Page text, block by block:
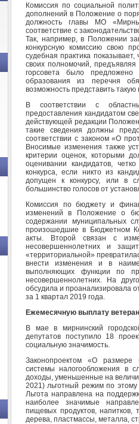
Комиссия по социальной
дополнений в Положение о
должность главы МО
соответствие с
Так, например, в Положении
конкурсную комиссию свою
судебная практика
своих полномочий, предъявляя
горсовета было предложено
образования из перечня
возможность представить
В соответствии с
предоставления кандидатом
действующей редакции
такие сведения должны
соответствии с законом «О
Вносимые изменения также
критерии оценок, которыми
оценивании кандидатов,
конкурса, если никто из
допущен к конкурсу, или в
большинство голосов от
Комиссия по бюджету и
изменений в Положение о
содержании муниципальных
произошедшие в Бюджетном
акты. Второй связан с
несовершеннолетних и
«территориальной»
внести изменения и в
выполняющих функции по
несовершеннолетних. На
обсудила и проанализировала
за 1 квартал 2019 года.
Ежемесячную выплату
В мае в мирнинский
депутатов поступило 18
социальную значимость.
Законопроектом «О размере
системы налогообложения в
доходы, уменьшенные на
2021) льготный режим по этому
Льгота направлена на
наиболее значимые
пищевых продуктов, напитков,
дерева, пластмассы, металла,